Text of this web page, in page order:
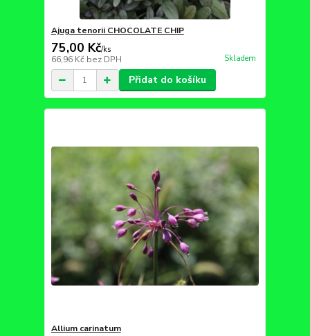
Ajuga tenorii CHOCOLATE CHIP
75,00 Kč/ks
66,96 Kč bez DPH Skladem
Přidat do košíku
Allium carinatum